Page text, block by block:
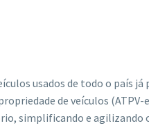
usados de todo o país
de veículos (ATPV-
simplificando e agilizando